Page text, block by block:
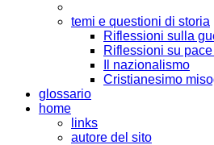
temi e questioni di storia
Riflessioni sulla
Riflessioni su
Il nazionalismo
Cristianesimo
glossario
home
links
autore del sito